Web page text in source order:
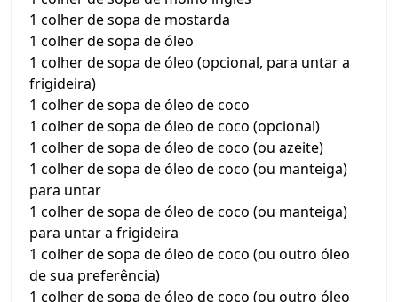
1 colher de sopa de mostarda
1 colher de sopa de óleo
1 colher de sopa de óleo (opcional, para untar a
frigideira)
1 colher de sopa de óleo de coco
1 colher de sopa de óleo de coco (opcional)
1 colher de sopa de óleo de coco (ou azeite)
1 colher de sopa de óleo de coco (ou manteiga)
para untar
1 colher de sopa de óleo de coco (ou manteiga)
para untar a frigideira
1 colher de sopa de óleo de coco (ou outro óleo
de sua preferência)
1 colher de sopa de óleo de coco (ou outro óleo